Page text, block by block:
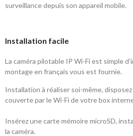
surveillance depuis son appareil mobile.
Installation facile
La caméra pilotable IP Wi-Fi est simple
montage en français vous est fournie.
Installation à réaliser soi-même,
couverte par le Wi-Fi de votre box
Insérez une carte mémoire microSD,
la caméra.